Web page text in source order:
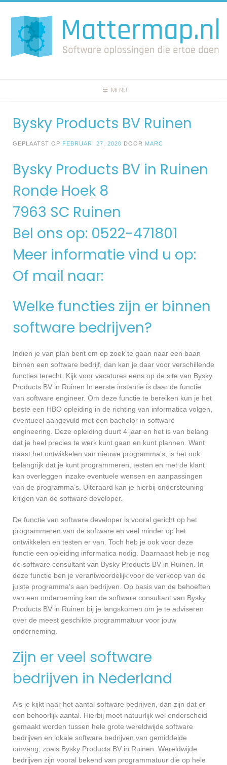
naar
inhoud
MENU
Bysky Products BV Ruinen
GEPLAATST OP FEBRUARI 27, 2020 DOOR MARC
Bysky Products BV in Ruinen
Ronde Hoek 8
7963 SC Ruinen
Bel ons op: 0522-471801
Meer informatie vind u op:
Of mail naar:
Welke functies zijn er binnen
software bedrijven?
Indien je van plan bent om op zoek te gaan naar een baan
binnen een software bedrijf, dan kan je daar voor verschillende
functies terecht. Kijk voor vacatures eens op de site van Bysky
Products BV in Ruinen In eerste instantie is daar de functie
van software engineer. Om deze functie te bereiken kun je het
beste een HBO opleiding in de richting van informatica volgen,
eventueel aangevuld met een bachelor in software
engineering. Deze opleiding duurt 4 jaar en het is van belang
dat je heel precies te werk kunt gaan en kunt plannen. Want
naast het ontwikkelen van nieuwe programma’s, is het ook
belangrijk dat je kunt programmeren, testen en met de klant
kan overleggen inzake eventuele wensen en aanpassingen
van de programma’s. Uiteraard kan je hierbij ondersteuning
krijgen van de software developer.
De functie van software developer is vooral gericht op het
programmeren van de software en veel minder op het
ontwikkelen en testen er van. Toch heb je ook voor deze
functie een opleiding informatica nodig. Daarnaast heb je nog
de software consultant van Bysky Products BV in Ruinen. In
deze functie ben je verantwoordelijk voor de verkoop van de
juiste programma’s aan bedrijven. Op basis van de behoeften
van een onderneming kan de software consultant van Bysky
Products BV in Ruinen bij je langskomen om je te adviseren
over de meest geschikte programmatuur voor jouw
onderneming.
Zijn er veel software
bedrijven in Nederland
Als je kijkt naar het aantal software bedrijven, dan zijn dat er
een behoorlijk aantal. Hierbij moet natuurlijk wel onderscheid
gemaakt worden tussen hele grote wereldwijde software
bedrijven en lokale software bedrijven van gemiddelde
omvang, zoals Bysky Products BV in Ruinen. Wereldwijde
bedrijven zijn vooral bekend van programmatuur die op hele